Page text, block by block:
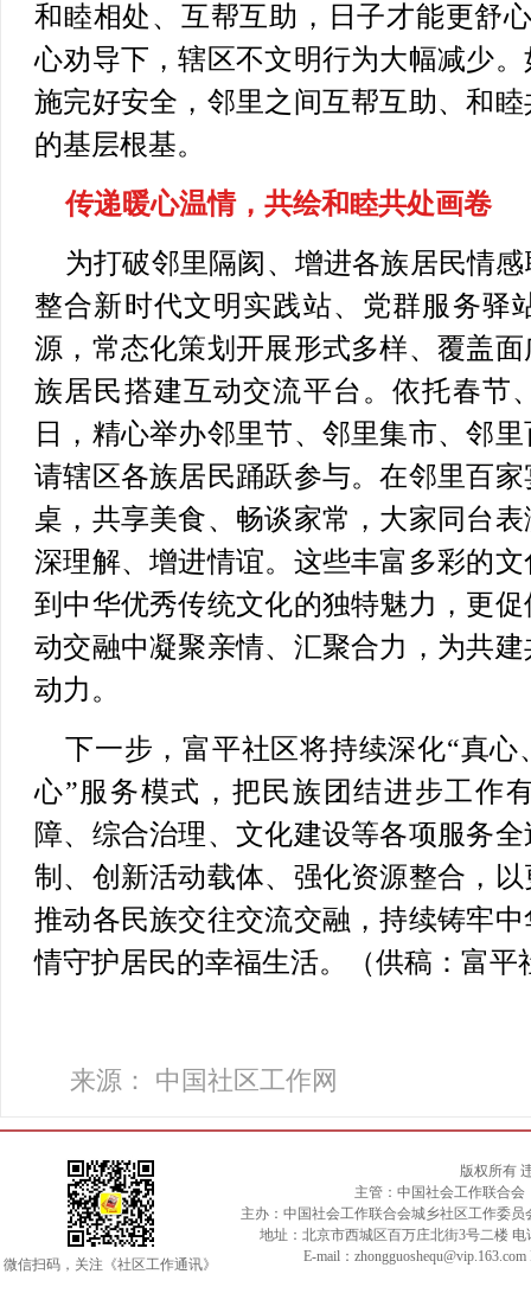
和睦相处、互帮互助，日子才能更舒
心劝导下，辖区不文明行为大幅减少
施完好安全，邻里之间互帮互助、和
的基层根基。
传递暖心温情，共绘和睦共处画卷
为打破邻里隔阂、增进各族居民情
整合新时代文明实践站、党群服务驿
源，常态化策划开展形式多样、覆盖
族居民搭建互动交流平台。依托春节
日，精心举办邻里节、邻里集市、邻
请辖区各族居民踊跃参与。在邻里百
桌，共享美食、畅谈家常，大家同台
深理解、增进情谊。这些丰富多彩的
到中华优秀传统文化的独特魅力，更
动交融中凝聚亲情、汇聚合力，为共
动力。
下一步，富平社区将持续深化“真心
心”服务模式，把民族团结进步工作
障、综合治理、文化建设等各项服务
制、创新活动载体、强化资源整合，
推动各民族交往交流交融，持续铸牢
情守护居民的幸福生活。（供稿：富平
来源： 中国社区工作网
微信扫码，关注《社区工作通讯》
版权所有
主管：中国社会工作联合
主办：中国社会工作联合会城乡社区工作委
地址：北京市西城区百万庄北街3号二楼
E-mail：